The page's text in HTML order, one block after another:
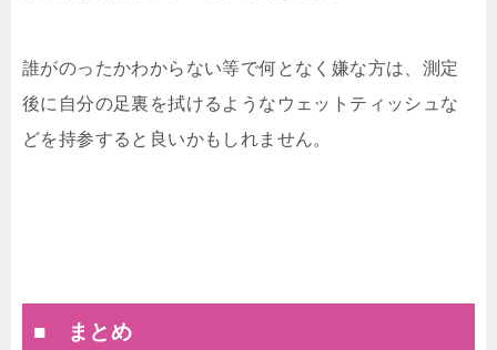
誰がのったかわからない等で何となく嫌な方は、測定
後に自分の足裏を拭けるようなウェットティッシュな
どを持参すると良いかもしれません。
■ まとめ